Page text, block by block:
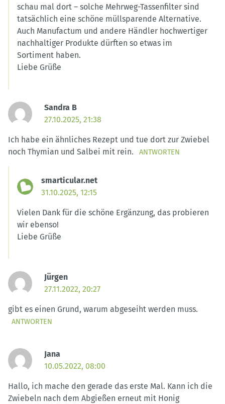
schau mal dort – solche Mehrweg-Tassenfilter sind
tatsächlich eine schöne müllsparende Alternative.
Auch Manufactum und andere Händler hochwertiger
nachhaltiger Produkte dürften so etwas im
Sortiment haben.
Liebe Grüße
Sandra B
27.10.2025, 21:38
Ich habe ein ähnliches Rezept und tue dort zur Zwiebel
noch Thymian und Salbei mit rein.
ANTWORTEN
smarticular.net
31.10.2025, 12:15
Vielen Dank für die schöne Ergänzung, das probieren
wir ebenso!
Liebe Grüße
Jürgen
27.11.2022, 20:27
gibt es einen Grund, warum abgeseiht werden muss.
ANTWORTEN
Jana
10.05.2022, 08:00
Hallo, ich mache den gerade das erste Mal. Kann ich die
Zwiebeln nach dem Abgießen erneut mit Honig